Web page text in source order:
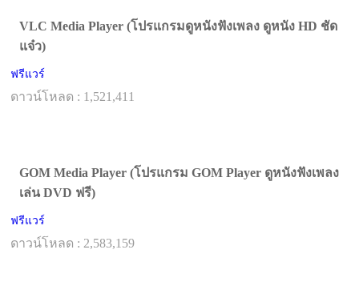
VLC Media Player (โปรแกรมดูหนังฟังเพลง ดูหนัง HD ชัด
แจ๋ว)
ฟรีแวร์
ดาวน์โหลด : 1,521,411
GOM Media Player (โปรแกรม GOM Player ดูหนังฟังเพลง
เล่น DVD ฟรี)
ฟรีแวร์
ดาวน์โหลด : 2,583,159